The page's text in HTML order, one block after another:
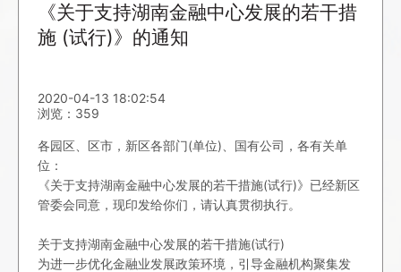
《关于支持湖南金融中心发展的若干措
施 (试行)》的通知
2020-04-13 18:02:54
浏览：359
各园区、区市，新区各部门(单位)、国有公司，各有关单
位：
《关于支持湖南金融中心发展的若干措施(试行)》已经新区
管委会同意，现印发给你们，请认真贯彻执行。
关于支持湖南金融中心发展的若干措施(试行)
为进一步优化金融业发展政策环境，引导金融机构聚集发